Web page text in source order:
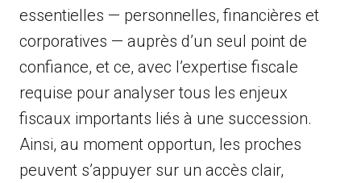
essentielles — personnelles, financières et
corporatives — auprès d’un seul point de
confiance, et ce, avec l’expertise fiscale
requise pour analyser tous les enjeux
fiscaux importants liés à une succession.
Ainsi, au moment opportun, les proches
peuvent s’appuyer sur un accès clair,